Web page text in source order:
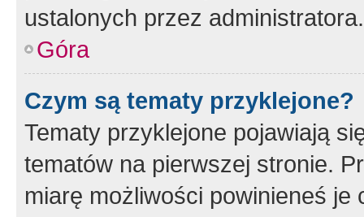
ustalonych przez administratora.
Góra
Czym są tematy przyklejone?
Tematy przyklejone pojawiają
tematów na pierwszej stronie.
miarę możliwości powinieneś je